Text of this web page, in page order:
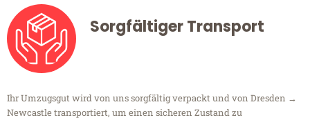
Sorgfältiger Transport
Ihr Umzugsgut wird von uns sorgfältig verpackt und von Dresden →
Newcastle transportiert, um einen sicheren Zustand zu